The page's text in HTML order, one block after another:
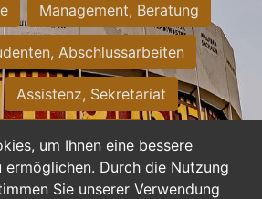
um Ihnen eine bessere
Durch die Nutzung
Sie unserer Verwendung
Management, Beratung
Abschlussarbeiten
Assistenz, Sekretariat
und Nebenjobs
Materialwirtschaft